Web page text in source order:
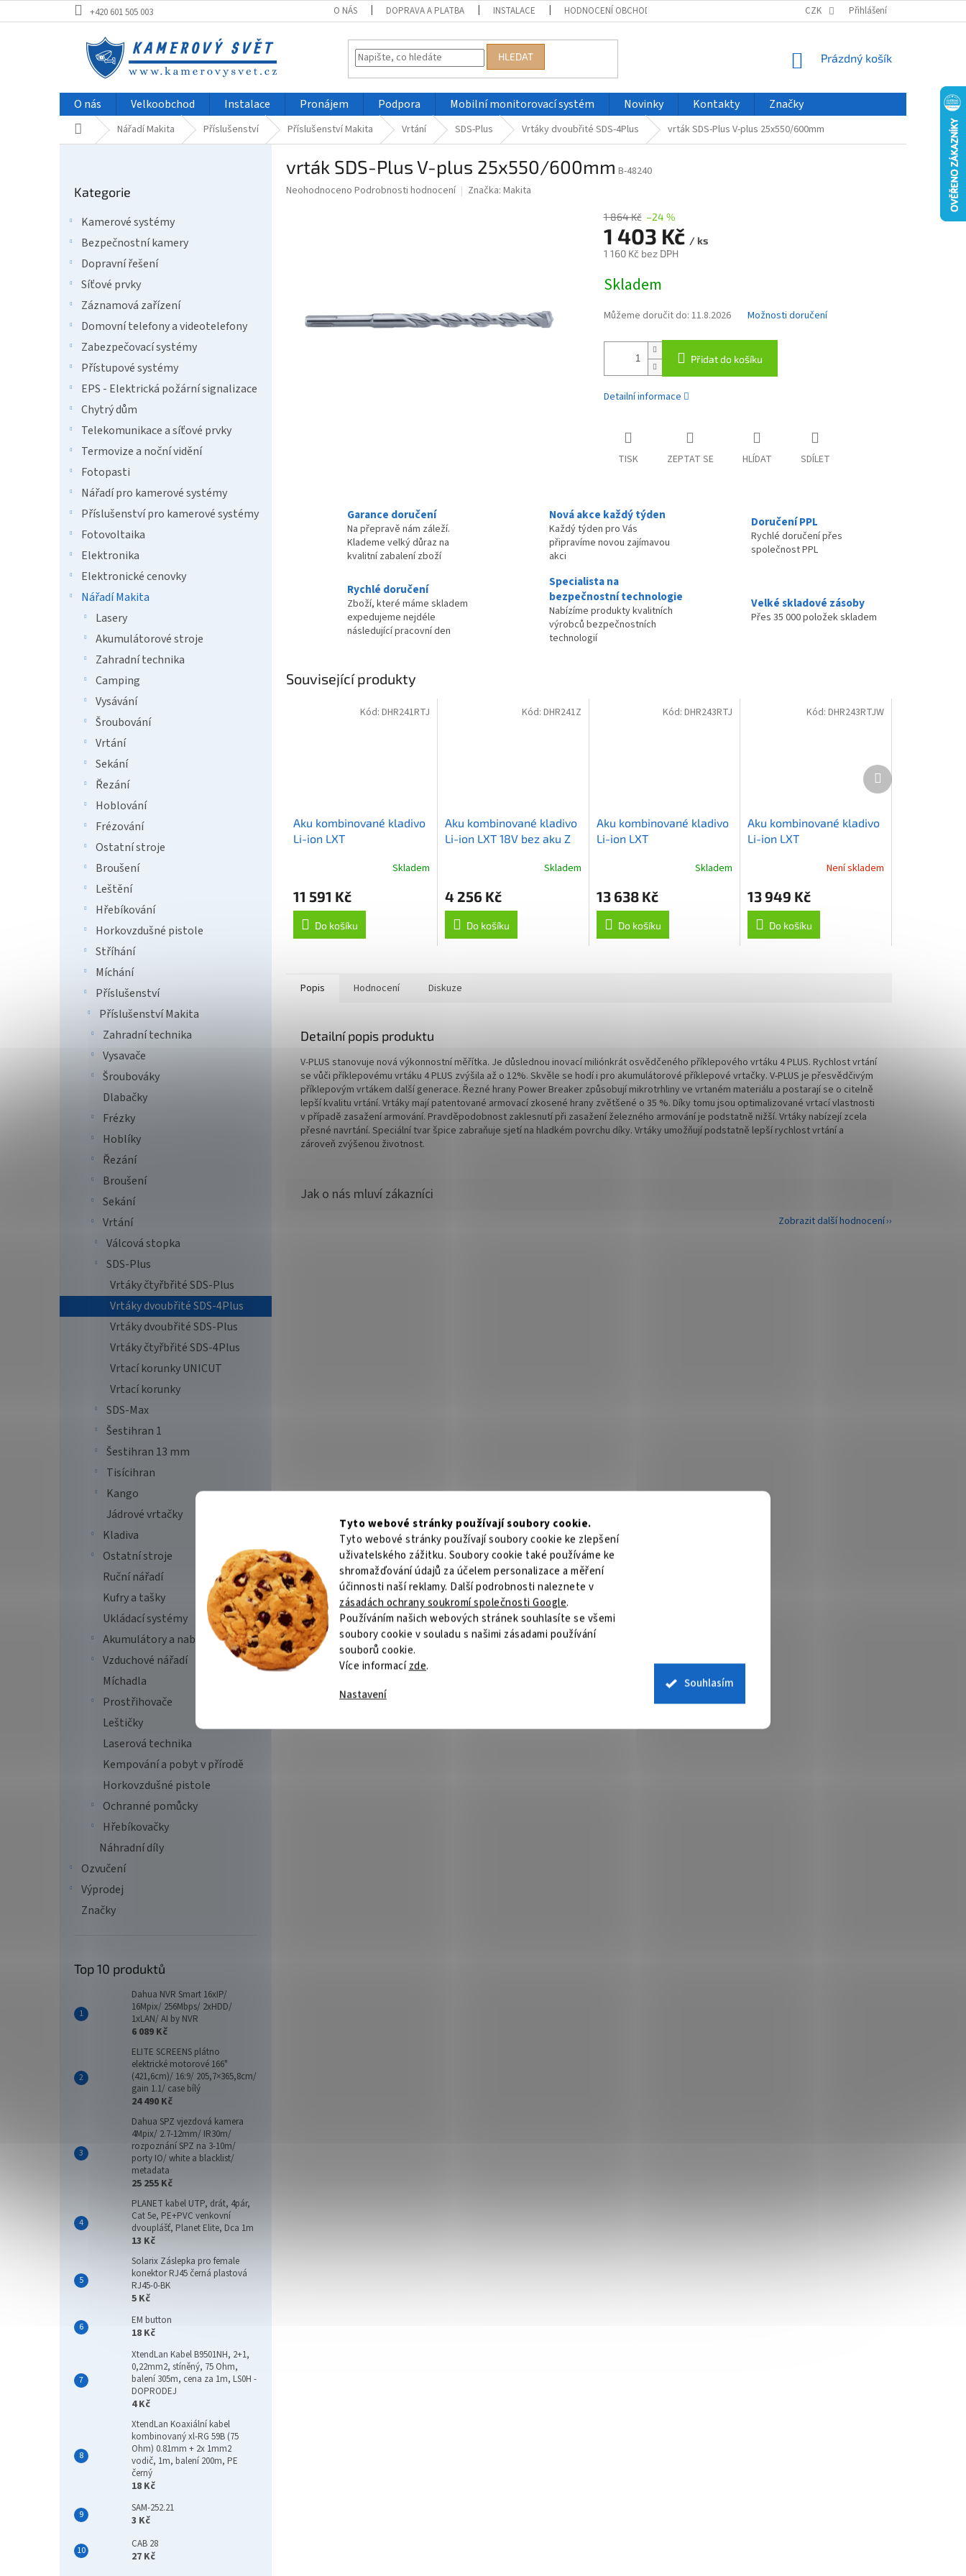
Tyto webové stránky používají soubory cookie.
Tyto webové stránky používají soubory cookie ke zlepšení
uživatelského zážitku. Soubory cookie také používáme ke
shromažďování údajů za účelem personalizace a měření
účinnosti naší reklamy. Další podrobnosti naleznete v
zásadách ochrany soukromí společnosti Google.
Používáním našich webových stránek souhlasíte se všemi
soubory cookie v souladu s našimi zásadami používání
souborů cookie.
Více informacízde.
Nastavení
Souhlasím
na
+420 601 505 003 O NÁS DOPRAVA A PLATBA INSTALACE HODNOCENÍ OBCHODU VELKOOBCHOD ČASTO KLADENÉ DOTAZY
CZK Přihlášení
HLEDAT
NÁKUPNÍ
Prázdný košík
O nás Velkoobchod Instalace Pronájem Podpora Mobilní monitorovací systém Novinky Kontakty Značky
Domů Nářadí Makita Příslušenství Příslušenství Makita Vrtání SDS-Plus Vrtáky dvoubřité SDS-4Plus vrták SDS-Plus V-plus 25x550/600mm
kategorie
Kategorie
Kamerové systémy
Bezpečnostní kamery
Dopravní řešení
Síťové prvky
Záznamová zařízení
Domovní telefony a videotelefony
Zabezpečovací systémy
Přístupové systémy
EPS - Elektrická požární signalizace
Chytrý dům
Telekomunikace a síťové prvky
Termovize a noční vidění
Fotopasti
Nářadí pro kamerové systémy
Příslušenství pro kamerové systémy
Fotovoltaika
Elektronika
Elektronické cenovky
Nářadí Makita
Lasery
Akumulátorové stroje
Zahradní technika
Camping
Vysávání
Šroubování
Vrtání
Sekání
Řezání
Hoblování
Frézování
Ostatní stroje
Broušení
Leštění
Hřebíkování
Horkovzdušné pistole
Stříhání
Míchání
Příslušenství
Příslušenství Makita
Zahradní technika
Vysavače
Šroubováky
Dlabačky
Frézky
Hoblíky
Řezání
Broušení
Sekání
Vrtání
Válcová stopka
SDS-Plus
Vrtáky čtyřbřité SDS-Plus
Vrtáky dvoubřité SDS-4Plus
Vrtáky dvoubřité SDS-Plus
Vrtáky čtyřbřité SDS-4Plus
Vrtací korunky UNICUT
Vrtací korunky
SDS-Max
Šestihran 1
Šestihran 13 mm
Tisícihran
Kango
Jádrové vrtačky
Kladiva
Ostatní stroje
Ruční nářadí
Kufry a tašky
Ukládací systémy
Akumulátory a nabíječky
Vzduchové nářadí
Míchadla
Prostřihovače
Leštičky
Laserová technika
Kempování a pobyt v přírodě
Horkovzdušné pistole
Ochranné pomůcky
Hřebíkovačky
Náhradní díly
Ozvučení
Výprodej
Značky
Top 10 produktů
Dahua NVR Smart 16xIP/
16Mpix/ 256Mbps/ 2xHDD/
1xLAN/ AI by NVR
6 089 Kč
ELITE SCREENS plátno
elektrické motorové 166"
(421,6cm)/ 16:9/ 205,7×365,8cm/
gain 1.1/ case bílý
24 490 Kč
Dahua SPZ vjezdová kamera
4Mpix/ 2.7-12mm/ IR30m/
rozpoznání SPZ na 3-10m/
porty IO/ white a blacklist/
metadata
25 255 Kč
PLANET kabel UTP, drát, 4pár,
Cat 5e, PE+PVC venkovní
dvouplášť, Planet Elite, Dca 1m
13 Kč
Solarix Záslepka pro female
konektor RJ45 černá plastová
RJ45-0-BK
5 Kč
EM button
18 Kč
XtendLan Kabel B9501NH, 2+1,
0,22mm2, stíněný, 75 Ohm,
balení 305m, cena za 1m, LS0H -
DOPRODEJ
4 Kč
XtendLan Koaxiální kabel
kombinovaný xl-RG 59B (75
Ohm) 0.81mm + 2x 1mm2
vodič, 1m, balení 200m, PE
černý
18 Kč
SAM-252.21
3 Kč
CAB 28
27 Kč
vrták SDS-Plus V-plus 25x550/600mm B-48240
Průměrné
Neohodnoceno Podrobnosti hodnocení Značka: Makita
1 864 Kč –24 %
1 403 Kč / ks
1 160 Kč bez DPH
cena:
Skladem
Můžeme doručit do: 11.8.2026 Možnosti doručení
Přidat do košíku
Detailní informace
TISK ZEPTAT SE HLÍDAT SDÍLET
Garance doručení
Na přepravě nám záleží.
Klademe velký důraz na
kvalitní zabalení zboží
Nová akce každý týden
Každý týden pro Vás
připravíme novou zajímavou
akci
Doručení PPL
Rychlé doručení přes
společnost PPL
Rychlé doručení
Zboží, které máme skladem
expedujeme nejdéle
následující pracovní den
Specialista na
bezpečnostní technologie
Nabízíme produkty kvalitních
výrobců bezpečnostních
technologií
Velké skladové zásoby
Přes 35 000 položek skladem
Související produkty
Aku kombinované kladivo
Li-ion LXT
Skladem
11 591 Kč
Do košíku
Kód: DHR241RTJ
Aku kombinované kladivo
Li-ion LXT 18V bez aku Z
Skladem
4 256 Kč
Do košíku
Kód: DHR241Z
Aku kombinované kladivo
Li-ion LXT
Skladem
13 638 Kč
Do košíku
Kód:DHR243RTJ
Aku kombinované kladivo
Li-ion LXT
Není skladem
13 949 Kč
Do košíku
Kód: DHR243RTJW
Další
produkt
Popis Hodnocení Diskuze
Detailní popis produktu
V-PLUS stanovuje nová výkonnostní měřítka. Je důslednou inovací miliónkrát osvědčeného příklepového vrtáku 4 PLUS. Rychlost vrtání
se vůči příklepovému vrtáku 4 PLUS zvýšila až o 12%. Skvěle se hodí i pro akumulátorové příklepové vrtačky. V-PLUS je přesvědčivým
příklepovým vrtákem další generace. Řezné hrany Power Breaker způsobují mikrotrhliny ve vrtaném materiálu a postarají se o citelně
lepší kvalitu vrtání. Vrtáky mají patentované armovací zkosené hrany zvětšené o 35 %. Díky tomu jsou optimalizované vrtací vlastnosti
v případě zasažení armování. Pravděpodobnost zaklesnutí při zasažení železného armování je podstatně nižší. Vrtáky nabízejí zcela
přesné navrtání. Speciální tvar špice zabraňuje sjetí na hladkém povrchu díky. Vrtáky umožňují podstatně lepší rychlost vrtání a
zároveň zvýšenou životnost.
Zobrazit další hodnocení